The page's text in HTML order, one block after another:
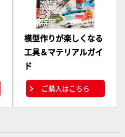
模型作りが楽しくなる
工具＆マテリアルガイ
ド
ご購入はこちら